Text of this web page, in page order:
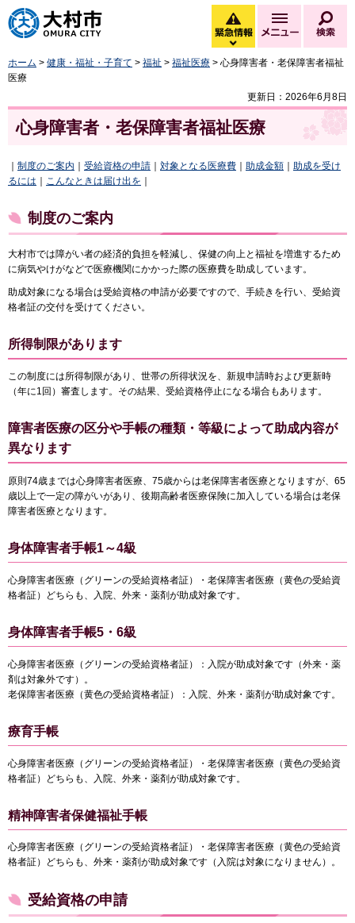
大村市
緊急情報
緊急情報を開く
メニュー
ホーム > 健康・福祉・子育て > 福祉 > 福祉医療 > 心身障害者・老保障害者福祉
医療
更新日：2026年6月8日
心身障害者・老保障害者福祉医療
制度のご案内 受給資格の申請 対象となる医療費 助成金額
助成を受け
るには
こんなときは届け出を
制度のご案内
大村市では障がい者の経済的負担を軽減し、保健の向上と福祉を増進するため
に病気やけがなどで医療機関にかかった際の医療費を助成しています。
助成対象になる場合は受給資格の申請が必要ですので、手続きを行い、受給資
格者証の交付を受けてください。
所得制限があります
この制度には所得制限があり、世帯の所得状況を、新規申請時および更新時
（年に1回）審査します。その結果、受給資格停止になる場合もあります。
障害者医療の区分や手帳の種類・等級によって助成内容が
異なります
原則74歳までは心身障害者医療、75歳からは老保障害者医療となりますが、65
歳以上で一定の障がいがあり、後期高齢者医療保険に加入している場合は老保
障害者医療となります。
身体障害者手帳1～4級
心身障害者医療（グリーンの受給資格者証）・老保障害者医療（黄色の受給資
格者証）どちらも、入院、外来・薬剤が助成対象です。
身体障害者手帳5・6級
心身障害者医療（グリーンの受給資格者証）：入院が助成対象です（外来・薬
剤は対象外です）。
老保障害者医療（黄色の受給資格者証）：入院、外来・薬剤が助成対象です。
療育手帳
心身障害者医療（グリーンの受給資格者証）・老保障害者医療（黄色の受給資
格者証）どちらも、入院、外来・薬剤が助成対象です。
精神障害者保健福祉手帳
心身障害者医療（グリーンの受給資格者証）・老保障害者医療（黄色の受給資
格者証）どちらも、外来・薬剤が助成対象です（入院は対象になりません）。
受給資格の申請